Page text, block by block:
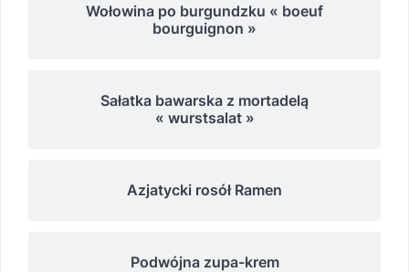
Wołowina po burgundzku « boeuf
bourguignon »
Sałatka bawarska z mortadelą
« wurstsalat »
Azjatycki rosół Ramen
Podwójna zupa-krem